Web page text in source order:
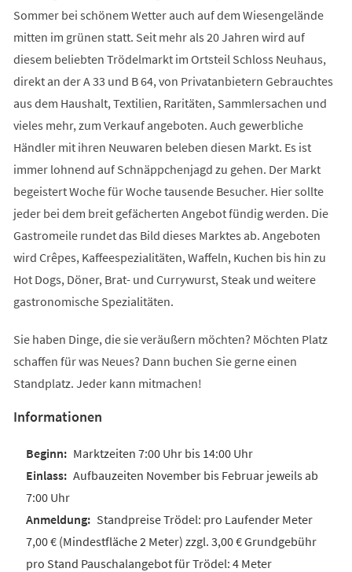
Sommer bei schönem Wetter auch auf dem Wiesengelände
mitten im grünen statt. Seit mehr als 20 Jahren wird auf
diesem beliebten Trödelmarkt im Ortsteil Schloss Neuhaus,
direkt an der A 33 und B 64, von Privatanbietern Gebrauchtes
aus dem Haushalt, Textilien, Raritäten, Sammlersachen und
vieles mehr, zum Verkauf angeboten. Auch gewerbliche
Händler mit ihren Neuwaren beleben diesen Markt. Es ist
immer lohnend auf Schnäppchenjagd zu gehen. Der Markt
begeistert Woche für Woche tausende Besucher. Hier sollte
jeder bei dem breit gefächerten Angebot fündig werden. Die
Gastromeile rundet das Bild dieses Marktes ab. Angeboten
wird Crêpes, Kaffeespezialitäten, Waffeln, Kuchen bis hin zu
Hot Dogs, Döner, Brat- und Currywurst, Steak und weitere
gastronomische Spezialitäten.
Sie haben Dinge, die sie veräußern möchten? Möchten Platz
schaffen für was Neues? Dann buchen Sie gerne einen
Standplatz. Jeder kann mitmachen!
Informationen
Marktzeiten 7:00 Uhr bis 14:00 Uhr
Aufbauzeiten November bis Februar jeweils ab
7:00 Uhr
Standpreise Trödel: pro Laufender Meter
7,00 € (Mindestfläche 2 Meter) zzgl. 3,00 € Grundgebühr
pro Stand Pauschalangebot für Trödel: 4 Meter